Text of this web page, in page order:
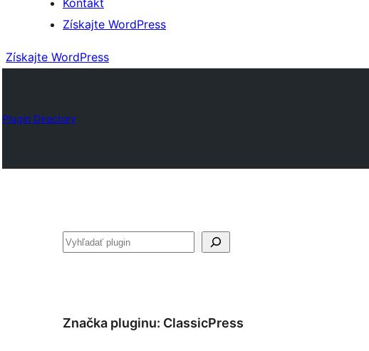
Kontakt
Získajte WordPress
Získajte WordPress
Plugin Directory
Hľadať
Značka pluginu: ClassicPress